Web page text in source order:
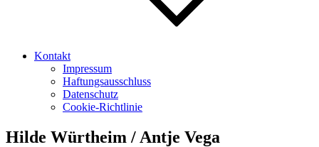
Kontakt
Impressum
Haftungsausschluss
Datenschutz
Cookie-Richtlinie
Hilde Würtheim / Antje Vega